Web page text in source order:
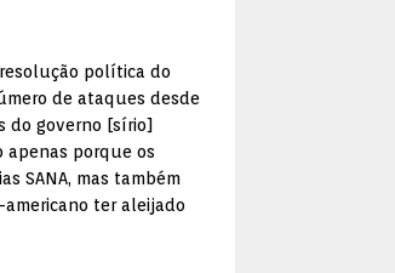
política do
de ataques desde
do governo [sírio]
apenas porque os
SANA, mas também
ter aleijado